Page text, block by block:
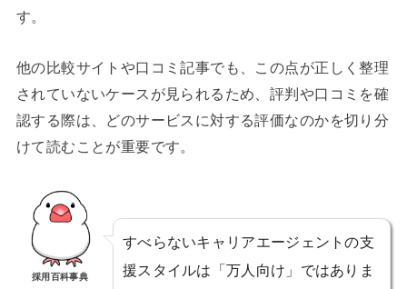
す。
他の比較サイトや口コミ記事でも、この点が正しく整理
されていないケースが見られるため、評判や口コミを確
認する際は、どのサービスに対する評価なのかを切り分
けて読むことが重要です。
採用百科事典
すべらないキャリアエージェントの支
援スタイルは「万人向け」ではありま